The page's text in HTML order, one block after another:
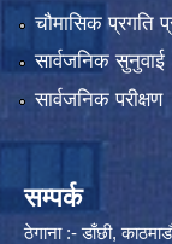
चौमासिक प्रगति
सार्वजनिक सुनुवाई
सार्वजनिक परीक्षण
सम्पर्क
ठेगाना :- डाँछी,